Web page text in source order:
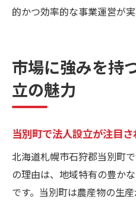
的かつ効率的な事業運営が実
市場に強みを持
立の魅力
当別町で法人設立が注目
北海道札幌市石狩郡当別町
の理由は、地域特有の豊か
です。当別町は農産物の生